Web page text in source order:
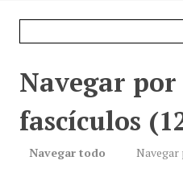
Navegar por
fascículos
Navegar todo
Navegar